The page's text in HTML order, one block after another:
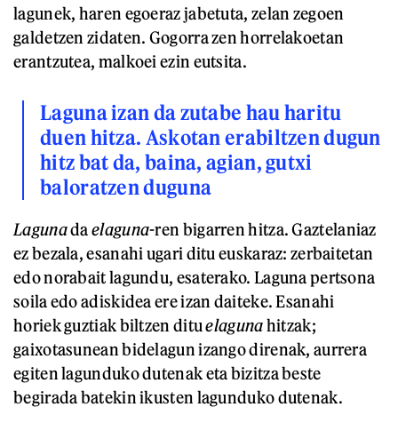
lagunek, haren egoeraz jabetuta, zelan zegoen
galdetzen zidaten. Gogorra zen horrelakoetan
erantzutea, malkoei ezin eutsita.
Laguna izan da zutabe hau haritu
duen hitza. Askotan erabiltzen dugun
hitz bat da, baina, agian, gutxi
baloratzen duguna
Lagunadaelaguna-ren bigarren hitza. Gaztelaniaz
ez bezala, esanahi ugari ditu euskaraz: zerbaitetan
edo norabait lagundu, esaterako. Laguna pertsona
soila edo adiskidea ere izan daiteke. Esanahi
horiek guztiak biltzen dituelagunahitzak;
gaixotasunean bidelagun izango direnak, aurrera
egiten lagunduko dutenak eta bizitza beste
begirada batekin ikusten lagunduko dutenak.